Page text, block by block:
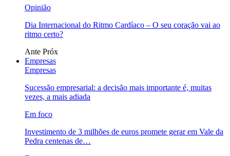
Opinião
Dia Internacional do Ritmo Cardíaco – O seu coração vai ao
ritmo certo?
Ante Próx
Empresas
Empresas
Sucessão empresarial: a decisão mais importante é, muitas
vezes, a mais adiada
Em foco
Investimento de 3 milhões de euros promete gerar em Vale da
Pedra centenas de…